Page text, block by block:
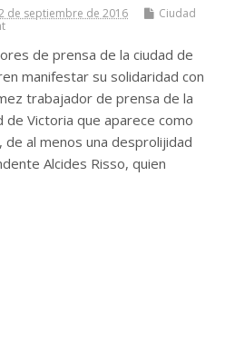
de septiembre de 2016
Ciudad
de prensa de la ciudad de
manifestar su solidaridad con
trabajador de prensa de la
de Victoria que aparece como
de al menos una desprolijidad
Alcides Risso, quien